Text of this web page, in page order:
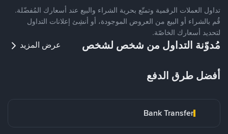
تداول العملات الرقمية وتمتّع بحرية الشراء والبيع عند أسعارك المُفضّلة.
قُم بالشراء أو البيع من العروض الموجودة، أو أنشِئ إعلانات التداول
لتحديد أسعارك الخاصّة.
مُدوّنة التداول من شخص لشخص عرض المزيد
أفضل طرق الدفع
Bank Transfer